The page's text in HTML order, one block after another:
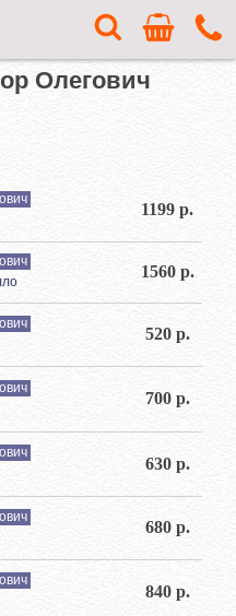
Олегович
1199 р.
1560 р.
520 р.
700 р.
630 р.
680 р.
840 р.